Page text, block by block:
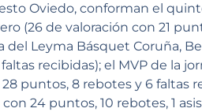
Oviedo, conforman el
(26 de valoración con 21
Leyma Básquet Coruña,
recibidas); el MVP de la
puntos, 8 rebotes y 6 faltas
24 puntos, 10 rebotes, 1